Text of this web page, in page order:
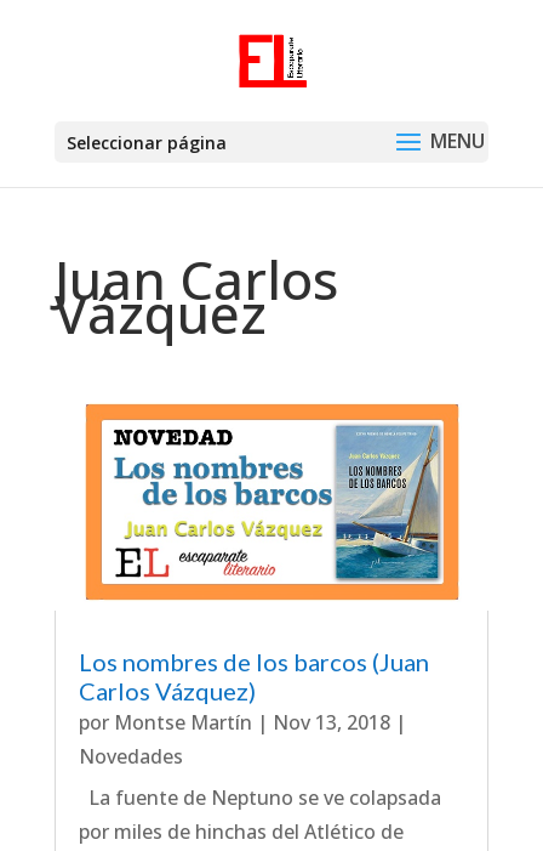
Seleccionar página
Juan Carlos
Vázquez
Los nombres de los barcos (Juan
Carlos Vázquez)
por Montse Martín | Nov 13, 2018|
Novedades
La fuente de Neptuno se ve colapsada
por miles de hinchas del Atlético de